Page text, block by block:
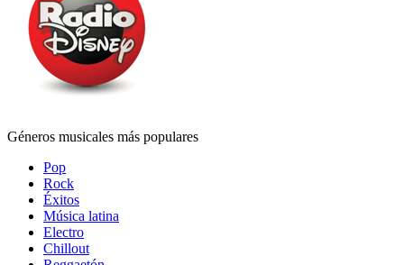
Géneros musicales más populares
Pop
Rock
Éxitos
Música latina
Electro
Chillout